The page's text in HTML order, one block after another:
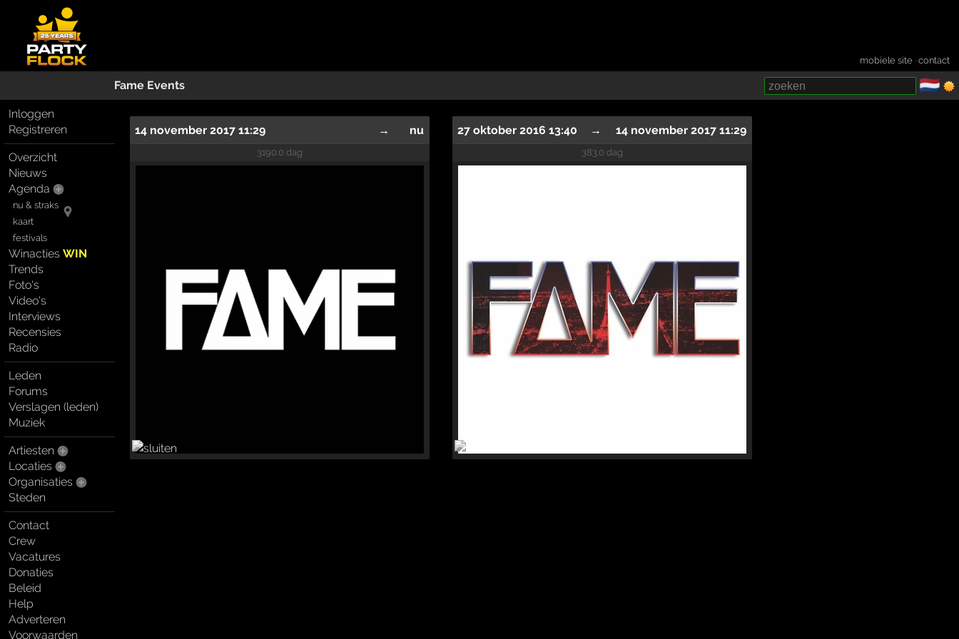
mobiele site ·contact
Fame Events 🇳🇱
Inloggen
Registreren
Overzicht
Nieuws
Agenda
nu & straks
kaart
festivals
WinactiesWIN
Trends
Foto's
Video's
Interviews
Recensies
Radio
Leden
Forums
Verslagen (leden)
Muziek
Artiesten
Locaties
Organisaties
Steden
Contact
Crew
Vacatures
Donaties
Beleid
Help
Adverteren
Voorwaarden
14 november 2017 11:29 → nu
3190.0 dag
27 oktober 2016 13:40 → 14 november 2017 11:29
383.0 dag